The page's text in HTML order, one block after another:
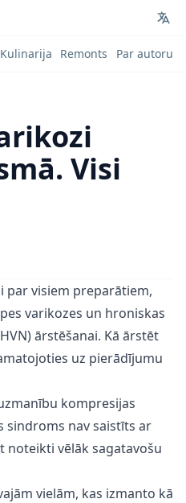
Kulinarija Remonts Par autoru
Visi
par visiem preparātiem,
varikozes un hroniskas
ārstēšanai. Kā ārstēt
uz pierādījumu
kompresijas
sindroms nav saistīts ar
noteikti vēlāk sagatavošu
vielām, kas izmanto kā